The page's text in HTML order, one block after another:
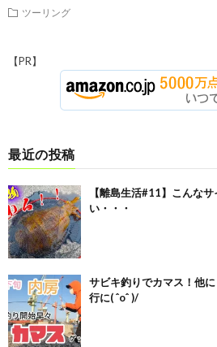
ツーリング
【PR】
最近の投稿
【離島生活#11】こんな
い・・・
サビキ釣りでカマス！他
行に( ˆoˆ )/